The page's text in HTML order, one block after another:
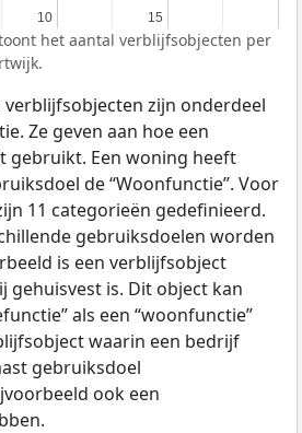
10
10 15
15
het aantal verblijfsobjecten per
verblijfsobjecten zijn onderdeel
Ze geven aan hoe een
gebruikt. Een woning heeft
de “Woonfunctie”. Voor
11 categorieën gedefinieerd.
gebruiksdoelen worden
is een verblijfsobject
gehuisvest is. Dit object kan
als een “woonfunctie”
waarin een bedrijf
gebruiksdoel
ook een